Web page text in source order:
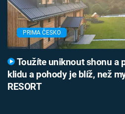
PRIMA ČESKO
Toužíte uniknout shonu a
klidu a pohody je blíž, než
RESORT